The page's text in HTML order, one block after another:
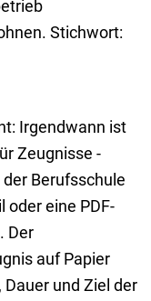
Stichwort:
Irgendwann ist
Zeugnisse -
Berufsschule
oder eine PDF-
Der
auf Papier
und Ziel der